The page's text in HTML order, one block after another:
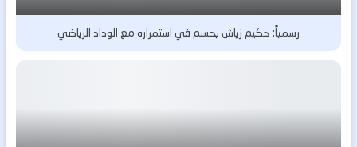
رسمياً: حكيم زياش يحسم في استمراره مع الوداد الرياضي